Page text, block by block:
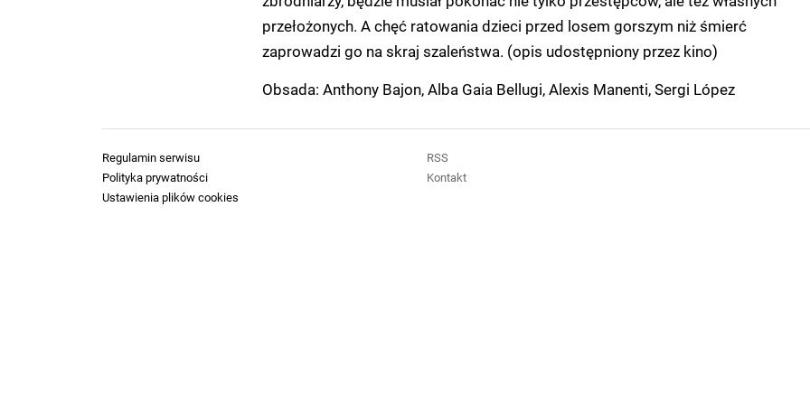
przełożonych. A chęć ratowania dzieci przed losem gorszym niż śmierć
zaprowadzi go na skraj szaleństwa. (opis udostępniony przez kino)
Obsada: Anthony Bajon, Alba Gaia Bellugi, Alexis Manenti, Sergi López
Regulamin serwisu
Polityka prywatności
Ustawienia plików cookies
RSS
Kontakt